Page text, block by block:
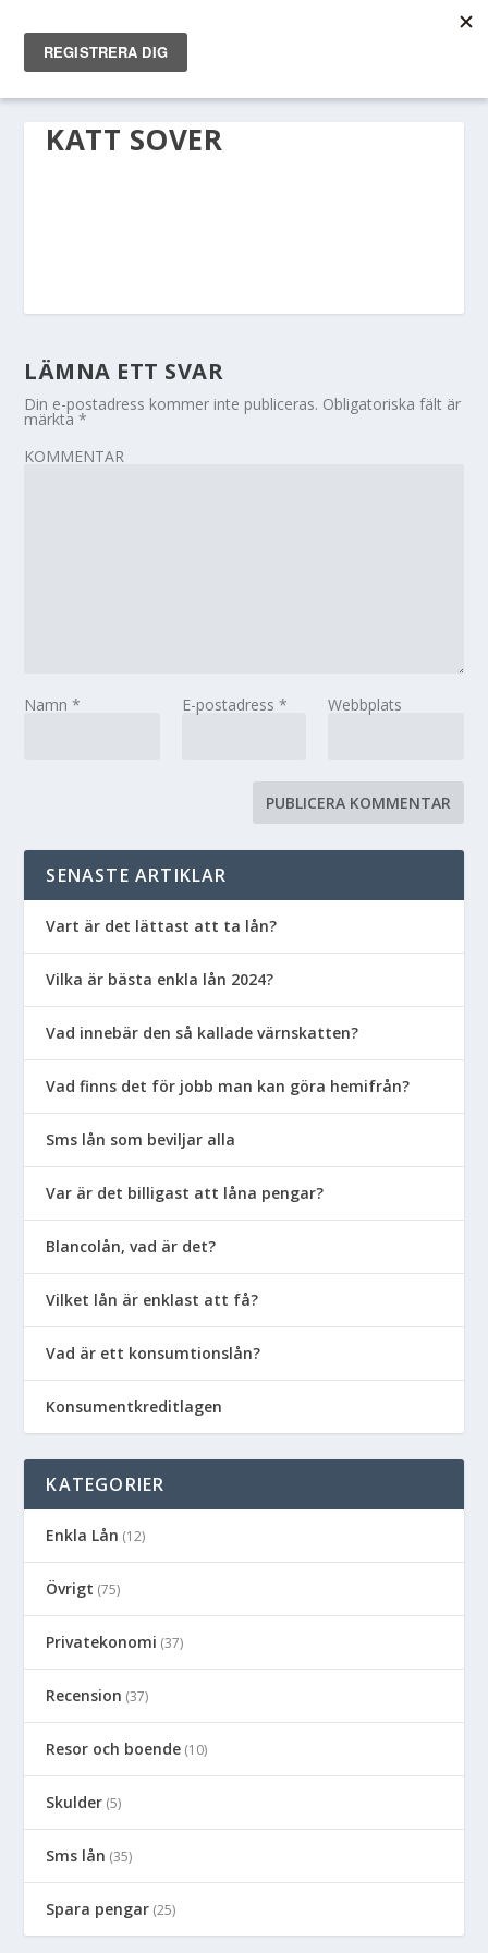
KATT SOVER
LÄMNA ETT SVAR
Din e-postadress kommer inte publiceras. Obligatoriska fält är
märkta*
KOMMENTAR
Namn* E-postadress * Webbplats
SENASTE ARTIKLAR
Vart är det lättast att ta lån?
Vilka är bästa enkla lån 2024?
Vad innebär den så kallade värnskatten?
Vad finns det för jobb man kan göra hemifrån?
Sms lån som beviljar alla
Var är det billigast att låna pengar?
Blancolån, vad är det?
Vilket lån är enklast att få?
Vad är ett konsumtionslån?
Konsumentkreditlagen
KATEGORIER
Enkla Lån (12)
Övrigt (75)
Privatekonomi (37)
Recension (37)
Resor och boende (10)
Skulder (5)
Sms lån (35)
Spara pengar (25)